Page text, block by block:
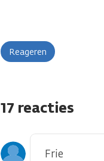
Reageren
17 reacties
Frie